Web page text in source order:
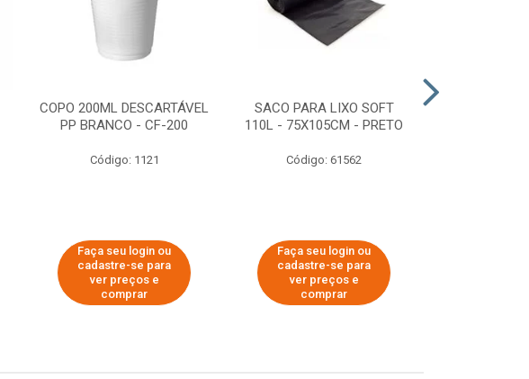
COPO 200ML DESCARTÁVEL
PP BRANCO - CF-200
Código: 1121
Faça seu login ou
cadastre-se para
ver preços e
comprar
SACO PARA LIXO SOFT
110L - 75X105CM - PRETO
Código: 61562
Faça seu login ou
cadastre-se para
ver preços e
comprar